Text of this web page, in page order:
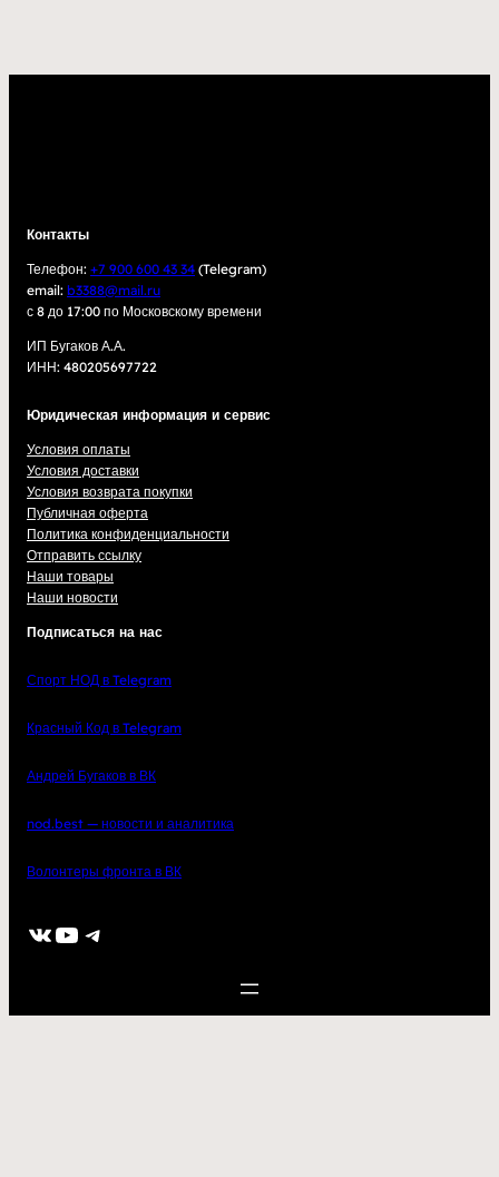
Контакты
Телефон: +7 900 600 43 34 (Telegram)
email: b3388@mail.ru
с 8 до 17:00 по Московскому времени
ИП Бугаков А.А.
ИНН: 480205697722
Юридическая информация и сервис
Условия оплаты
Условия доставки
Условия возврата покупки
Публичная оферта
Политика конфиденциальности
Отправить ссылку
Наши товары
Наши новости
Подписаться на нас
Спорт НОД в Telegram
Красный Код в Telegram
Андрей Бугаков в ВК
nod.best — новости и аналитика
Волонтеры фронта в ВК
ВКонтакте YouTube Telegram